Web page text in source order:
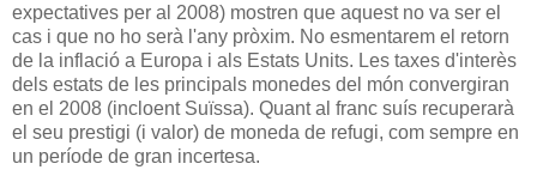
expectatives per al 2008) mostren que aquest no va ser el
cas i que no ho serà l'any pròxim. No esmentarem el retorn
de la inflació a Europa i als Estats Units. Les taxes d'interès
dels estats de les principals monedes del món convergiran
en el 2008 (incloent Suïssa). Quant al franc suís recuperarà
el seu prestigi (i valor) de moneda de refugi, com sempre en
un període de gran incertesa.